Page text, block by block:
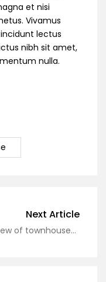
et nisi
Vivamus
lectus
nibh sit amet,
nulla.
Next Article
Review of townhouses and villas